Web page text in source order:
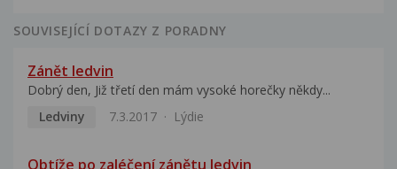
SOUVISEJÍCÍ DOTAZY Z PORADNY
Zánět ledvin
Dobrý den, Již třetí den mám vysoké horečky někdy...
Ledviny
7.3.2017 Lýdie
Obtíže po zaléčení zánětu ledvin